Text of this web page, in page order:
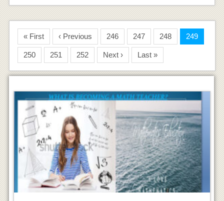
« First ‹ Previous 246 247 248 249
250 251 252 Next › Last »